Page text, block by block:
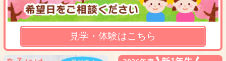
見学・体験はこちら